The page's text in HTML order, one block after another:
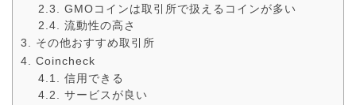
GMOコインは取引所で扱えるコインが多い
流動性の高さ
その他おすすめ取引所
Coincheck
信用できる
サービスが良い